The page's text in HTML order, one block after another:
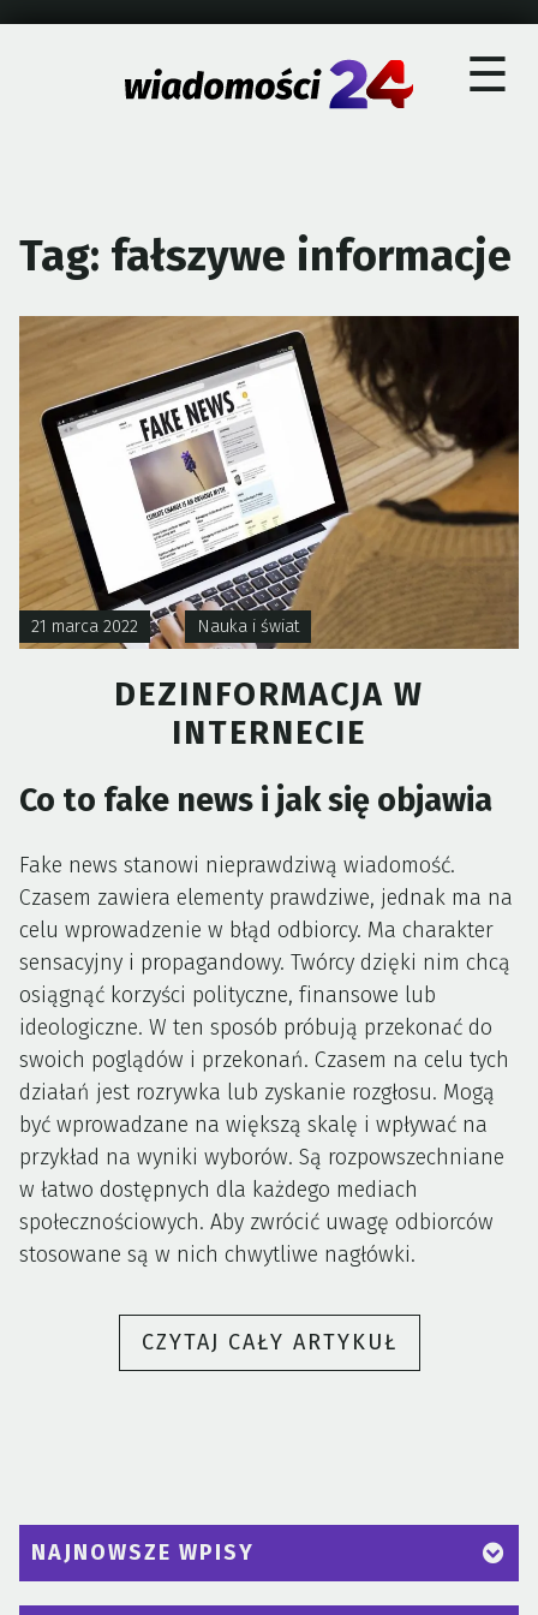
☰
×
Tag: fałszywe informacje
21 marca 2022 Nauka i świat
DEZINFORMACJA W
INTERNECIE
Co to fake news i jak się objawia
Fake news stanowi nieprawdziwą wiadomość.
Czasem zawiera elementy prawdziwe, jednak ma na
celu wprowadzenie w błąd odbiorcy. Ma charakter
sensacyjny i propagandowy. Twórcy dzięki nim chcą
osiągnąć korzyści polityczne, finansowe lub
ideologiczne. W ten sposób próbują przekonać do
swoich poglądów i przekonań. Czasem na celu tych
działań jest rozrywka lub zyskanie rozgłosu. Mogą
być wprowadzane na większą skalę i wpływać na
przykład na wyniki wyborów. Są rozpowszechniane
w łatwo dostępnych dla każdego mediach
społecznościowych. Aby zwrócić uwagę odbiorców
stosowane są w nich chwytliwe nagłówki.
CZYTAJ CAŁY ARTYKUŁ
W
NAJNOWSZE WPISY